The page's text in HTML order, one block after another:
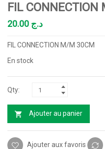
FIL
د.ج
FIL CONNECTION M/M 30CM
En stock
Ajouter au panier
Ajouter aux favoris